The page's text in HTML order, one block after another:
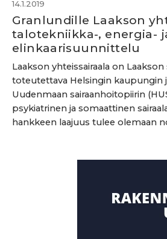
14.1.2019
Granlundille Laakson
talotekniikka-, energia-
elinkaarisuunnittelu
Laakson yhteissairaala on Laakson
toteutettava Helsingin kaupungin
Uudenmaan sairaanhoitopiirin
psykiatrinen ja somaattinen
hankkeen laajuus tulee olemaan